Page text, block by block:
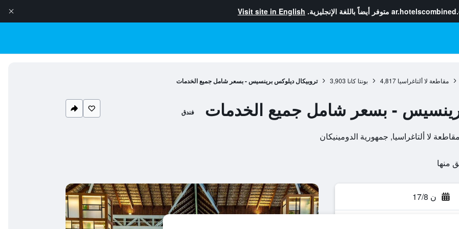
متوفر أيضاً باللغة الإنجليزية. Visit site in English
مقاطعة لا ألتاغراسيا 4,817 بونتا كانا 3,903 تروبيكال ديلوكس برينسيس - بسعر شامل جميع الخدمات
- بسعر شامل جميع الخدمات فندق
ن 17/8